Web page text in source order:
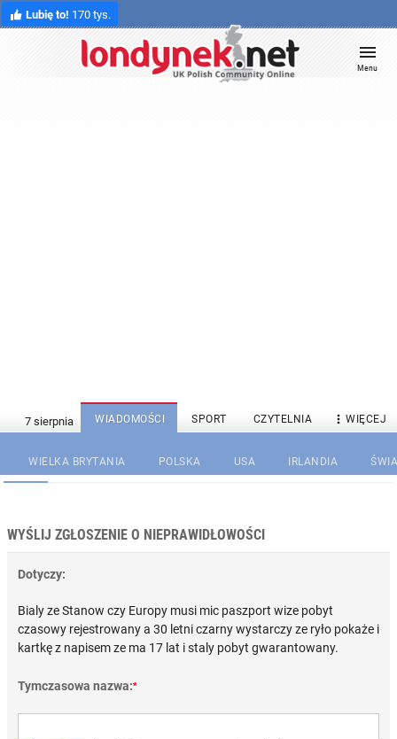
Lubię to! 170 tys.
Menu
WIADOMOŚCI SPORT CZYTELNIA  WIĘCEJ
WIELKA BRYTANIA POLSKA USA IRLANDIA
WYŚLIJ ZGŁOSZENIE O NIEPRAWIDŁOWOŚCI
Dotyczy:
Bialy ze Stanow czy Europy musi mic paszport wize pobyt
czasowy rejestrowany a 30 letni czarny wystarczy ze ryło pokaże i
kartkę z napisem ze ma 17 lat i staly pobyt gwarantowany.
Tymczasowa nazwa:*